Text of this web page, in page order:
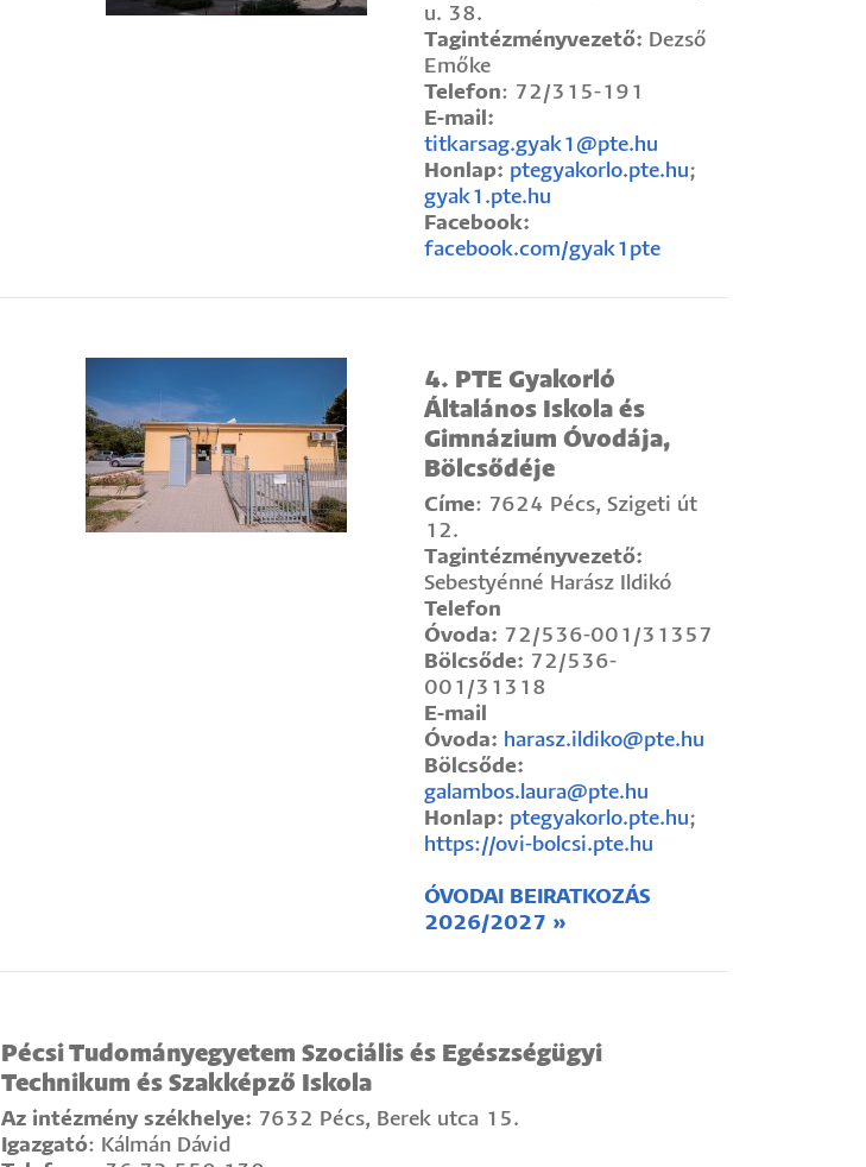
u. 38.
Tagintézményvezető: Dezső
Emőke
Telefon: 72/315-191
E-mail:
titkarsag.gyak1@pte.hu
Honlap: ptegyakorlo.pte.hu;
gyak1.pte.hu
Facebook:
facebook.com/gyak1pte
4. PTE Gyakorló
Általános Iskola és
Gimnázium Óvodája,
Bölcsődéje
Címe: 7624 Pécs, Szigeti út
12.
Tagintézményvezető:
Sebestyénné Harász Ildikó
Telefon
Óvoda: 72/536-001/31357
Bölcsőde: 72/536-
001/31318
E-mail
Óvoda: harasz.ildiko@pte.hu
Bölcsőde:
galambos.laura@pte.hu
Honlap: ptegyakorlo.pte.hu;
https://ovi-bolcsi.pte.hu
ÓVODAI BEIRATKOZÁS
2026/2027 »
Pécsi Tudományegyetem Szociális és Egészségügyi
Technikum és Szakképző Iskola
Az intézmény székhelye: 7632 Pécs, Berek utca 15.
Igazgató: Kálmán Dávid